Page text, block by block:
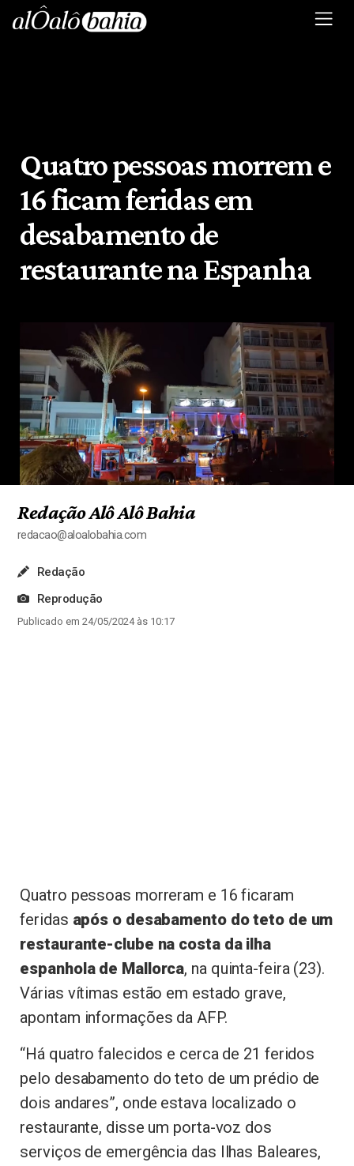
Quatro pessoas morrem e
16 ficam feridas em
desabamento de
restaurante na Espanha
Redação Alô Alô Bahia
redacao@aloalobahia.com
Redação
Reprodução
Publicado em 24/05/2024 às 10:17
Quatro pessoas morreram e 16 ficaram
feridas após o desabamento do teto de um
restaurante-clube na costa da ilha
espanhola de Mallorca, na quinta-feira (23).
Várias vítimas estão em estado grave,
apontam informações da AFP.
“Há quatro falecidos e cerca de 21 feridos
pelo desabamento do teto de um prédio de
dois andares”, onde estava localizado o
restaurante, disse um porta-voz dos
serviços de emergência das Ilhas Baleares,